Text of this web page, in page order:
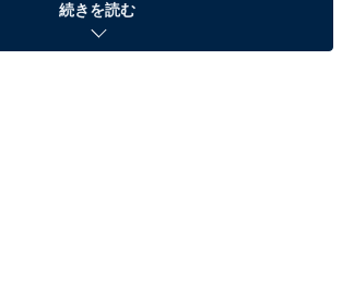
10月21～26日です。今回は、「方言
慢の都道府県ランキングと、関連する
続きを読む